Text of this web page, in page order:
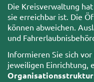
Die Kreisverwaltung
sie erreichbar ist. Die
können abweichen.
und
Informieren Sie sich
jeweiligen Einrichtung,
Organisationsstruktur